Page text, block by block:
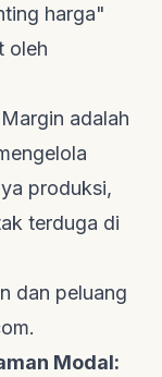
harga"
oleh
Margin adalah
produksi,
terduga di
dan peluang
.
Modal: